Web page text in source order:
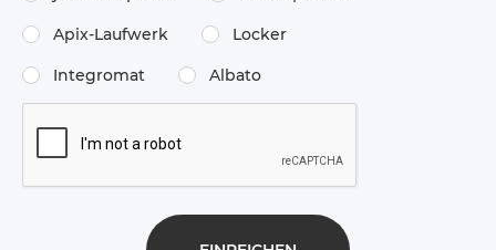
Apix-Laufwerk Locker
Integromat Albato